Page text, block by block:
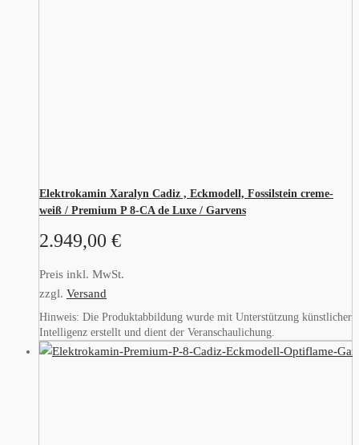
Elektrokamin Xaralyn Cadiz , Eckmodell, Fossilstein creme-
weiß / Premium P 8-CA de Luxe / Garvens
2.949,00 €
Preis inkl. MwSt.
zzgl. Versand
Hinweis: Die Produktabbildung wurde mit Unterstützung künstlicher
Intelligenz erstellt und dient der Veranschaulichung.